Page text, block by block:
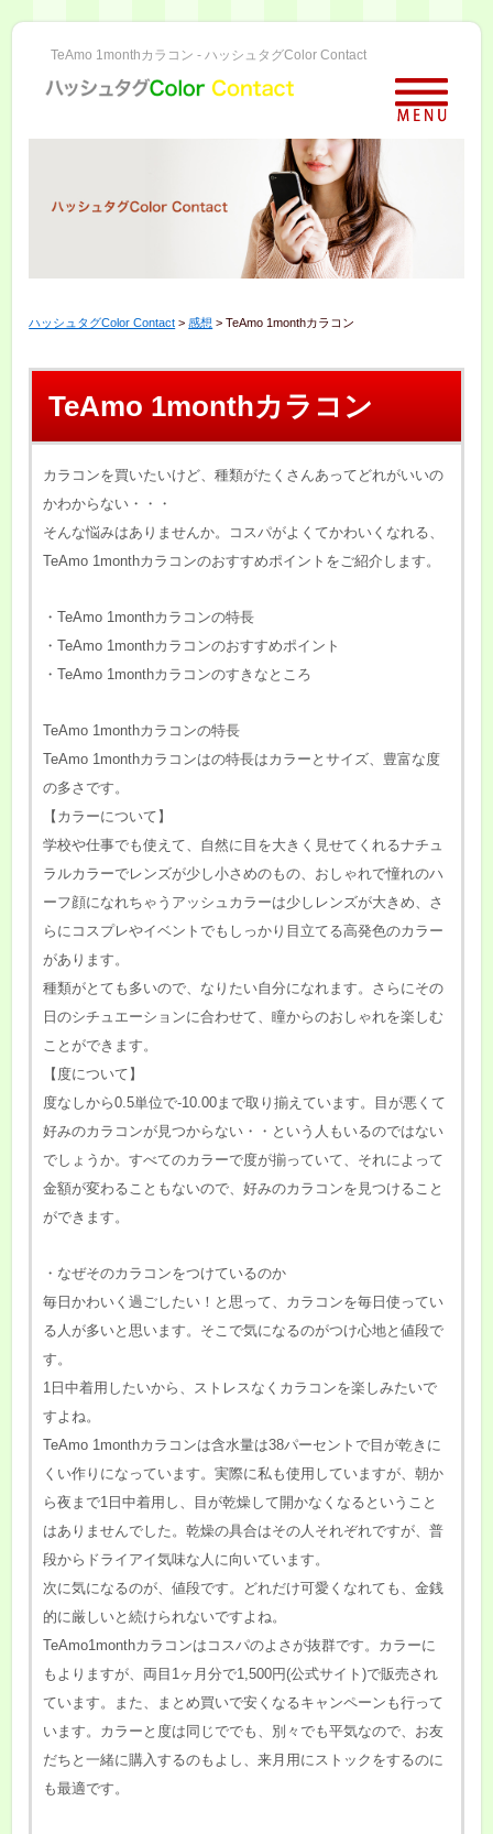
TeAmo 1monthカラコン - ハッシュタグColor Contact
ハッシュタグColor Contact >感想 >TeAmo 1monthカラコン
TeAmo 1monthカラコン
カラコンを買いたいけど、種類がたくさんあってどれがいいの
かわからない・・・
そんな悩みはありませんか。コスパがよくてかわいくなれる、
TeAmo 1monthカラコンのおすすめポイントをご紹介します。
・TeAmo 1monthカラコンの特長
・TeAmo 1monthカラコンのおすすめポイント
・TeAmo 1monthカラコンのすきなところ
TeAmo 1monthカラコンの特長
TeAmo 1monthカラコンはの特長はカラーとサイズ、豊富な度
の多さです。
【カラーについて】
学校や仕事でも使えて、自然に目を大きく見せてくれるナチュ
ラルカラーでレンズが少し小さめのもの、おしゃれで憧れのハ
ーフ顔になれちゃうアッシュカラーは少しレンズが大きめ、さ
らにコスプレやイベントでもしっかり目立てる高発色のカラー
があります。
種類がとても多いので、なりたい自分になれます。さらにその
日のシチュエーションに合わせて、瞳からのおしゃれを楽しむ
ことができます。
【度について】
度なしから0.5単位で-10.00まで取り揃えています。目が悪くて
好みのカラコンが見つからない・・という人もいるのではない
でしょうか。すべてのカラーで度が揃っていて、それによって
金額が変わることもないので、好みのカラコンを見つけること
ができます。
・なぜそのカラコンをつけているのか
毎日かわいく過ごしたい！と思って、カラコンを毎日使ってい
る人が多いと思います。そこで気になるのがつけ心地と値段で
す。
1日中着用したいから、ストレスなくカラコンを楽しみたいで
すよね。
TeAmo 1monthカラコンは含水量は38パーセントで目が乾きに
くい作りになっています。実際に私も使用していますが、朝か
ら夜まで1日中着用し、目が乾燥して開かなくなるということ
はありませんでした。乾燥の具合はその人それぞれですが、普
段からドライアイ気味な人に向いています。
次に気になるのが、値段です。どれだけ可愛くなれても、金銭
的に厳しいと続けられないですよね。
TeAmo1monthカラコンはコスパのよさが抜群です。カラーに
もよりますが、両目1ヶ月分で1,500円(公式サイト)で販売され
ています。また、まとめ買いで安くなるキャンペーンも行って
います。カラーと度は同じででも、別々でも平気なので、お友
だちと一緒に購入するのもよし、来月用にストックをするのに
も最適です。